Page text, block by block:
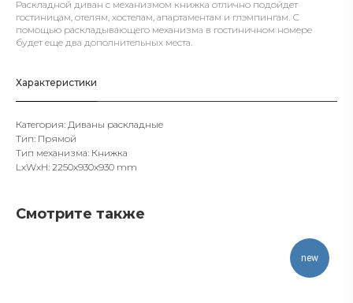
Раскладной диван с механизмом книжка отлично подойдет
гостиницам, отелям, хостелам, апартаментам и глэмпингам. С
помощью раскладывающего механизма в гостиничном номере
будет еще два дополнительных места.
Характеристики
Категория: Диваны раскладные
Тип: Прямой
Тип механизма: Книжка
LxWxH: 2250x930x930 mm
Смотрите также
new